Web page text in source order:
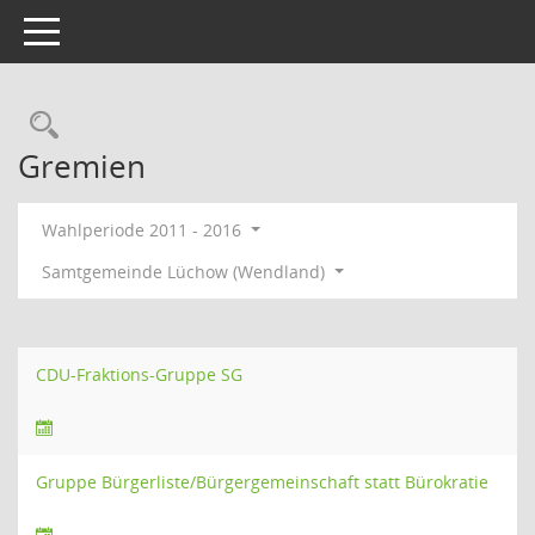
Toggle navigation
Rechercheauswahl
Gremien
Wahlperiode 2011 - 2016
Samtgemeinde Lüchow (Wendland)
CDU-Fraktions-Gruppe SG
Gruppe Bürgerliste/Bürgergemeinschaft statt Bürokratie